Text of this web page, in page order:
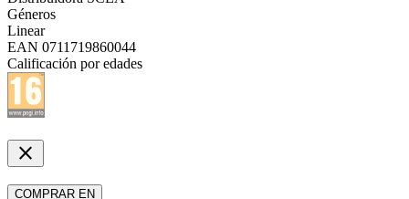
Géneros
Linear
EAN 0711719860044
Calificación por edades
close
COMPRAR EN